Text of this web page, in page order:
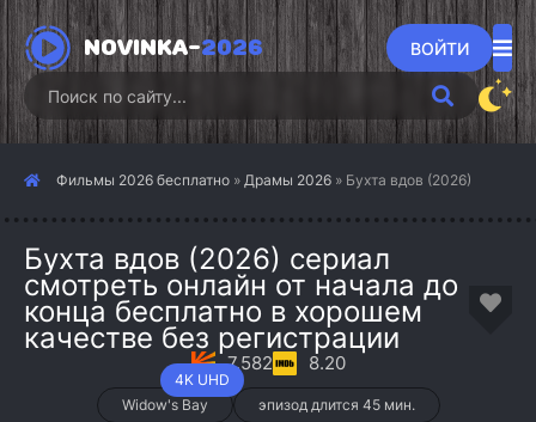
NOVINKA-2026 ВОЙТИ
Фильмы 2026 бесплатно » Драмы 2026 » Бухта вдов (2026)
Бухта вдов (2026) сериал
смотреть онлайн от начала до
конца бесплатно в хорошем
качестве без регистрации
4K UHD
7.582 8.20
Widow's Bay эпизод длится 45 мин.